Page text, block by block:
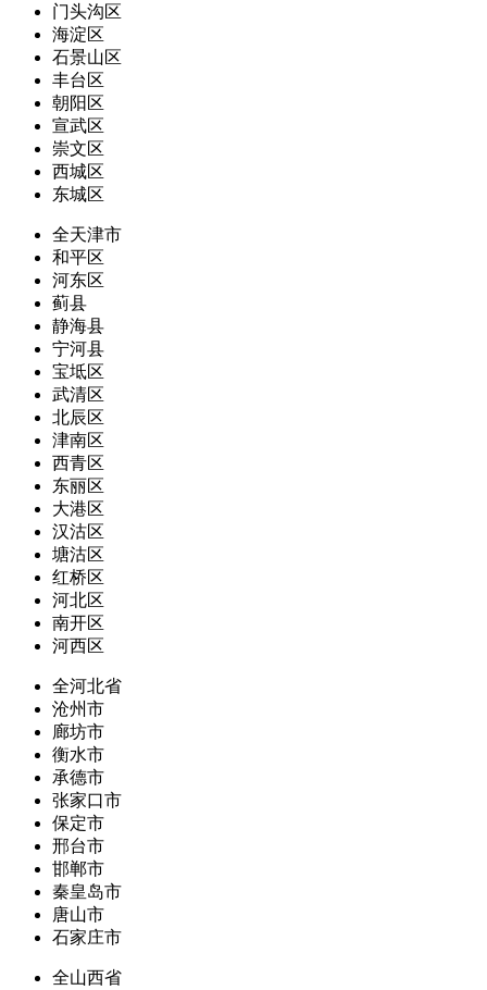
门头沟区
海淀区
石景山区
丰台区
朝阳区
宣武区
崇文区
西城区
东城区
全天津市
和平区
河东区
蓟县
静海县
宁河县
宝坻区
武清区
北辰区
津南区
西青区
东丽区
大港区
汉沽区
塘沽区
红桥区
河北区
南开区
河西区
全河北省
沧州市
廊坊市
衡水市
承德市
张家口市
保定市
邢台市
邯郸市
秦皇岛市
唐山市
石家庄市
全山西省